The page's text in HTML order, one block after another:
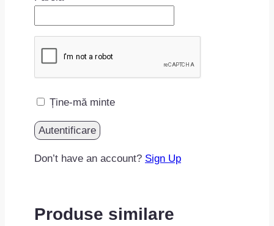
Ține-mă minte
Don’t have an account? Sign Up
Produse similare